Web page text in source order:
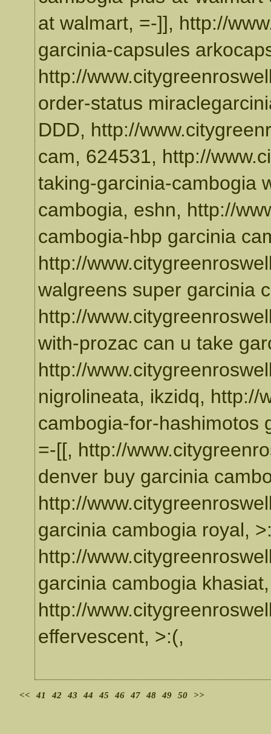
at walmart, =-]], http://
garcinia-capsules
http://
order-status
DDD, http://
cam, 624531, http://
taking-garcinia-cambogia
cambogia, eshn, http://
cambogia-hbp garcinia
http://
walgreens super garcinia
http://
with-prozac can u take
http://
nigrolineata, ikzidq, http://
cambogia-for-hashimotos
=-[[, http://
denver buy garcinia
http://
garcinia cambogia royal,
http://
garcinia cambogia
http://
effervescent, >:(,
<< 41 42 43 44 45 46 47 48 49 50 >>